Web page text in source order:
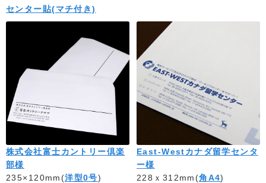
センター貼(マチ付き)
株式会社富士カントリー倶楽
部様
235×120mm(洋型0号)
East-Westカナダ留学センタ
ー様
228ｘ312mm(角A4)